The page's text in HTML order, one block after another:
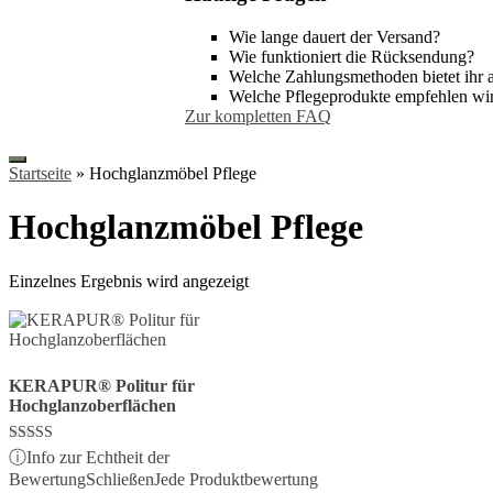
Wie lange dauert der Versand?
Wie funktioniert die Rücksendung?
Welche Zahlungsmethoden bietet ihr
Welche Pflegeprodukte empfehlen
Zur kompletten FAQ
Startseite » Hochglanzmöbel Pflege
Hochglanzmöbel Pflege
Einzelnes Ergebnis wird angezeigt
KERAPUR® Politur für
Hochglanzoberflächen
Bewertet mit
5.00
von 5
ⓘInfo zur Echtheit der
BewertungSchließenJede Produktbewertung